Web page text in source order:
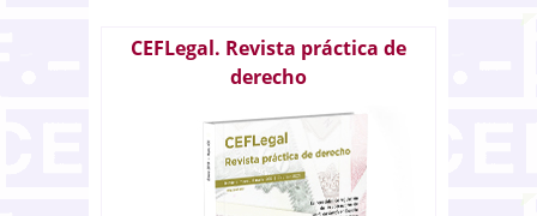
CEFLegal. Revista práctica de
derecho